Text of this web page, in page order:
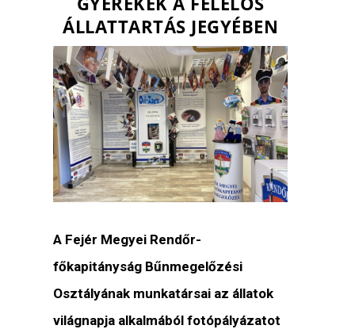
ÁLLATTARTÁS JEGYÉBEN
A Fejér Megyei Rendőr-
főkapitányság Bűnmegelőzési
Osztályának munkatársai az állatok
világnapja alkalmából fotópályázatot